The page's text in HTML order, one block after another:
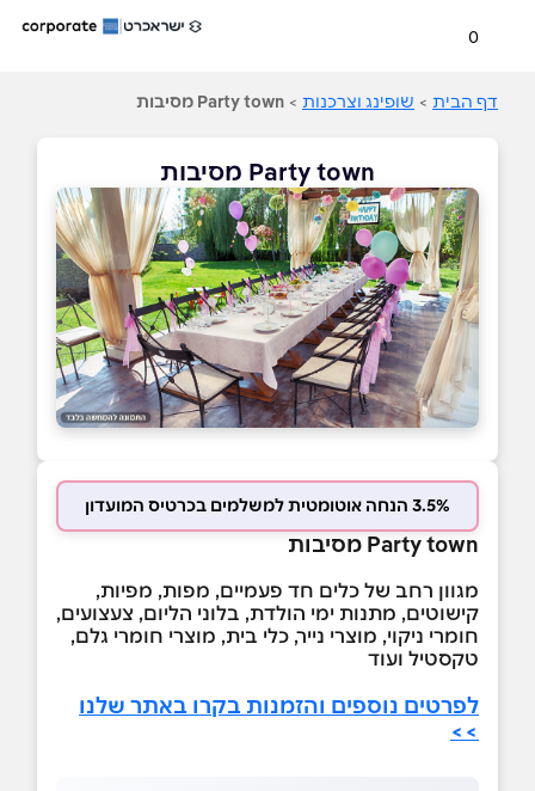
0
דף הבית > שופינג וצרכנות > Party town מסיבות
Party town מסיבות
3.5% הנחה אוטומטית למשלמים בכרטיס המועדון
Party town מסיבות
מגוון רחב של כלים חד פעמיים, מפות, מפיות,
קישוטים, מתנות ימי הולדת, בלוני הליום, צעצועים,
חומרי ניקוי, מוצרי נייר, כלי בית, מוצרי חומרי גלם,
טקסטיל ועוד
לפרטים נוספים והזמנות בקרו באתר שלנו
>>